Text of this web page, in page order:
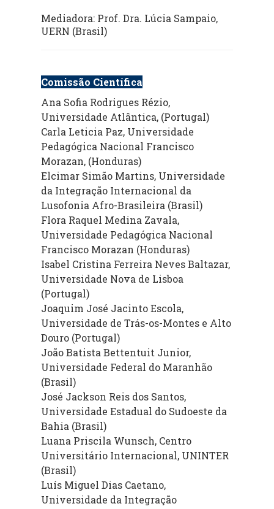
Mediadora: Prof. Dra. Lúcia Sampaio,
UERN (Brasil)
Comissão Científica
Ana Sofia Rodrigues Rézio,
Universidade Atlântica, (Portugal)
Carla Leticia Paz, Universidade
Pedagógica Nacional Francisco
Morazan, (Honduras)
Elcimar Simão Martins, Universidade
da Integração Internacional da
Lusofonia Afro-Brasileira (Brasil)
Flora Raquel Medina Zavala,
Universidade Pedagógica Nacional
Francisco Morazan (Honduras)
Isabel Cristina Ferreira Neves Baltazar,
Universidade Nova de Lisboa
(Portugal)
Joaquim José Jacinto Escola,
Universidade de Trás-os-Montes e Alto
Douro (Portugal)
João Batista Bettentuit Junior,
Universidade Federal do Maranhão
(Brasil)
José Jackson Reis dos Santos,
Universidade Estadual do Sudoeste da
Bahia (Brasil)
Luana Priscila Wunsch, Centro
Universitário Internacional, UNINTER
(Brasil)
Luís Miguel Dias Caetano,
Universidade da Integração